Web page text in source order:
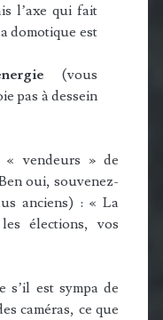
l’axe qui fait
domotique est
(vous
pas à dessein
« vendeurs » de
oui, souvenez-
anciens) : « La
élections, vos
s’il est sympa de
caméras, ce que